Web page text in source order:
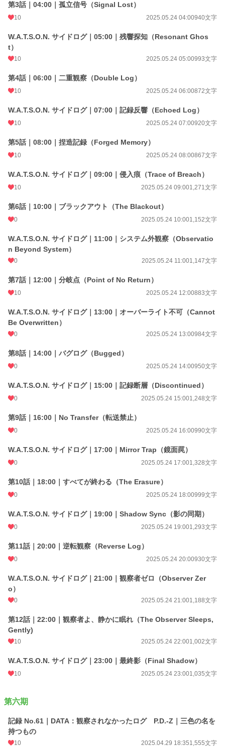
第3話｜04:00｜孤立信号（Signal Lost）
10 2025.05.24 04:00940文字
W.A.T.S.O.N. サイドログ｜05:00｜残響探知（Resonant Ghos
t）
10 2025.05.24 05:00993文字
第4話｜06:00｜二重観察（Double Log）
10 2025.05.24 06:00872文字
W.A.T.S.O.N. サイドログ｜07:00｜記録反響（Echoed Log）
10 2025.05.24 07:00920文字
第5話｜08:00｜捏造記録（Forged Memory）
10 2025.05.24 08:00867文字
W.A.T.S.O.N. サイドログ｜09:00｜侵入痕（Trace of Breach）
10 2025.05.24 09:001,271文字
第6話｜10:00｜ブラックアウト（The Blackout）
0 2025.05.24 10:001,152文字
W.A.T.S.O.N. サイドログ｜11:00｜システム外観察（Observatio
n Beyond System）
0 2025.05.24 11:001,147文字
第7話｜12:00｜分岐点（Point of No Return）
10 2025.05.24 12:00883文字
W.A.T.S.O.N. サイドログ｜13:00｜オーバーライト不可（Cannot
Be Overwritten）
0 2025.05.24 13:00984文字
第8話｜14:00｜バグログ（Bugged）
0 2025.05.24 14:00950文字
W.A.T.S.O.N. サイドログ｜15:00｜記録断層（Discontinued）
0 2025.05.24 15:001,248文字
第9話｜16:00｜No Transfer（転送禁止）
0 2025.05.24 16:00990文字
W.A.T.S.O.N. サイドログ｜17:00｜Mirror Trap（鏡面罠）
0 2025.05.24 17:001,328文字
第10話｜18:00｜すべてが終わる（The Erasure）
0 2025.05.24 18:00999文字
W.A.T.S.O.N. サイドログ｜19:00｜Shadow Sync（影の同期）
0 2025.05.24 19:001,293文字
第11話｜20:00｜逆転観察（Reverse Log）
0 2025.05.24 20:00930文字
W.A.T.S.O.N. サイドログ｜21:00｜観察者ゼロ（Observer Zer
o）
0 2025.05.24 21:001,188文字
第12話｜22:00｜観察者よ、静かに眠れ（The Observer Sleeps,
Gently)
10 2025.05.24 22:001,002文字
W.A.T.S.O.N. サイドログ｜23:00｜最終影（Final Shadow）
10 2025.05.24 23:001,035文字
第六期
記録 No.61｜DATA：観察されなかったログ P.D.-Z｜三色の名を
持つもの
10 2025.04.29 18:351,555文字